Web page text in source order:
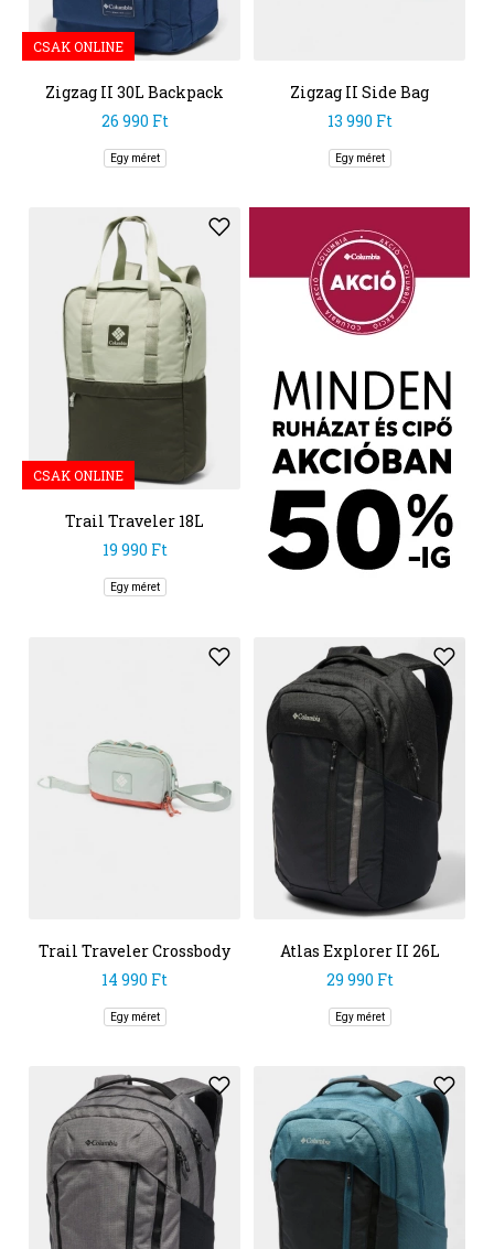
CSAK ONLINE
Zigzag II 30L Backpack
26 990 Ft
Egy méret
Zigzag II Side Bag
13 990 Ft
Egy méret
CSAK ONLINE
Trail Traveler 18L
Backpack
19 990 Ft
Egy méret
Trail Traveler Crossbody
Bag
14 990 Ft
Egy méret
Atlas Explorer II 26L
Backpack
29 990 Ft
Egy méret